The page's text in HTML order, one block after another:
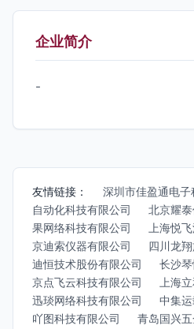
企业简介
-
友情链接： 深圳市佳盈通电子
自动化科技有限公司
北京耀
果网络科技有限公司
上海悦
京迪索仪器有限公司
四川龙
迪恒技术股份有限公司
长沙
京点飞云科技有限公司
上海
迅琰网络科技有限公司
中集
吖图科技有限公司
青岛国兴